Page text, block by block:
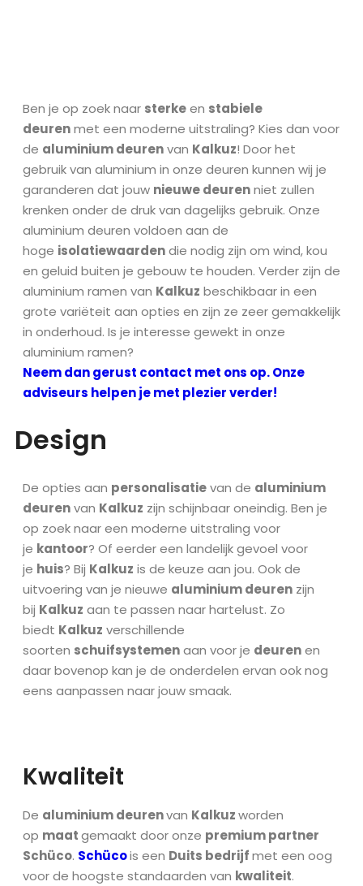
Ben je op zoek naar sterkeen stabiele
deurenmet een moderne uitstraling? Kies dan voor
de aluminium deurenvan Kalkuz! Door het
gebruik van aluminium in onze deuren kunnen wij je
garanderen dat jouw nieuwe deurenniet zullen
krenken onder de druk van dagelijks gebruik. Onze
aluminium deuren voldoen aan de
hoge isolatiewaardendie nodig zijn om wind, kou
en geluid buiten je gebouw te houden. Verder zijn de
aluminium ramen van Kalkuz beschikbaar in een
grote variëteit aan opties en zijn ze zeer gemakkelijk
in onderhoud. Is je interesse gewekt in onze
aluminium ramen?
Neem dan gerust contact met ons op. Onze
adviseurs helpen je met plezier verder!
Design
De opties aan personalisatievan de aluminium
deurenvan Kalkuz zijn schijnbaar oneindig. Ben je
op zoek naar een moderne uitstraling voor
je kantoor? Of eerder een landelijk gevoel voor
je huis? Bij Kalkuz is de keuze aan jou. Ook de
uitvoering van je nieuwe aluminium deuren zijn
bij Kalkuz aan te passen naar hartelust. Zo
biedt Kalkuz verschillende
soorten schuifsystemenaan voor je deurenen
daar bovenop kan je de onderdelen ervan ook nog
eens aanpassen naar jouw smaak.
Kwaliteit
De aluminium deurenvan Kalkuzworden
op maatgemaakt door onze premium partner
Schüco. Schücois een Duits bedrijfmet een oog
voor de hoogste standaarden van kwaliteit.